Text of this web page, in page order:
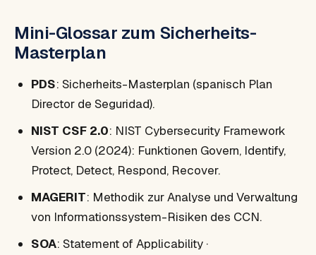
Mini-Glossar zum Sicherheits-
Masterplan
PDS: Sicherheits-Masterplan (spanisch Plan
Director de Seguridad).
NIST CSF 2.0: NIST Cybersecurity Framework
Version 2.0 (2024): Funktionen Govern, Identify,
Protect, Detect, Respond, Recover.
MAGERIT: Methodik zur Analyse und Verwaltung
von Informationssystem-Risiken des CCN.
SOA: Statement of Applicability ·